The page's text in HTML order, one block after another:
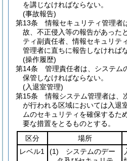
を講じなければならない。
(事故報告)
第13条
情報セキュリティ管理者
故、不正侵入等の報告があった
ティ副責任者、情報セキュリテ
管理者に直ちに報告しなければ
(操作履歴)
第14条
管理責任者は、システム
保管しなければならない。
(入退室管理)
第15条
情報システム管理者は、
が行われる区域においては入退
ムのセキュリティを確保するた
要な措置をとるものとする。
区分
場所
レベル1
(1) システムのデー